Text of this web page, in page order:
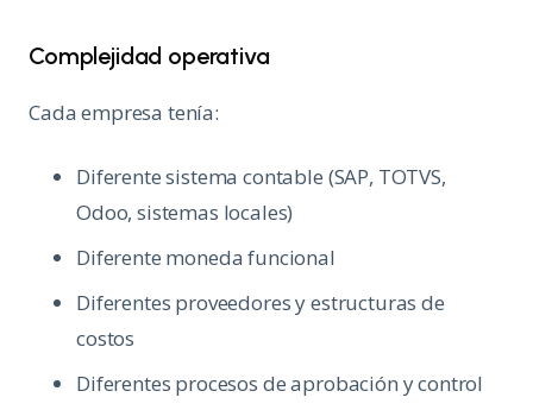
Complejidad operativa
Cada empresa tenía:
Diferente sistema contable (SAP, TOTVS,
Odoo, sistemas locales)
Diferente moneda funcional
Diferentes proveedores y estructuras de
costos
Diferentes procesos de aprobación y control